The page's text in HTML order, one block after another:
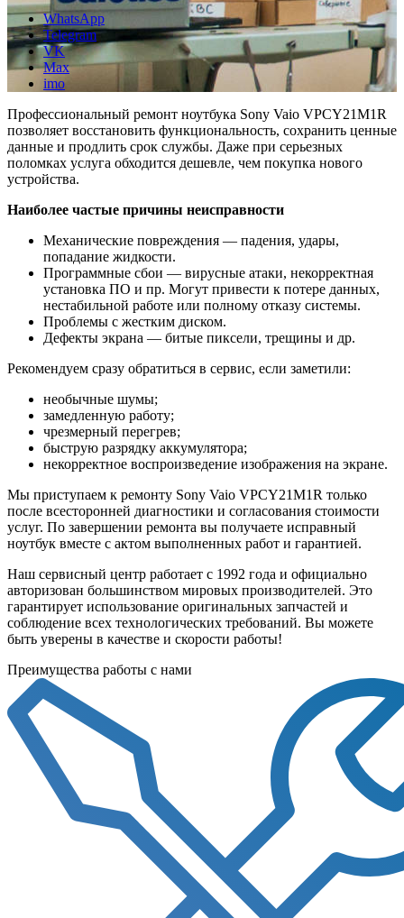
WhatsApp
Telegram
VK
Max
imo
Профессиональный ремонт ноутбука Sony Vaio VPCY21M1R
позволяет восстановить функциональность, сохранить ценные
данные и продлить срок службы. Даже при серьезных
поломках услуга обходится дешевле, чем покупка нового
устройства.
Наиболее частые причины неисправности
Механические повреждения — падения, удары,
попадание жидкости.
Программные сбои — вирусные атаки, некорректная
установка ПО и пр. Могут привести к потере данных,
нестабильной работе или полному отказу системы.
Проблемы с жестким диском.
Дефекты экрана — битые пиксели, трещины и др.
Рекомендуем сразу обратиться в сервис, если заметили:
необычные шумы;
замедленную работу;
чрезмерный перегрев;
быструю разрядку аккумулятора;
некорректное воспроизведение изображения на экране.
Мы приступаем к ремонту Sony Vaio VPCY21M1R только
после всесторонней диагностики и согласования стоимости
услуг. По завершении ремонта вы получаете исправный
ноутбук вместе с актом выполненных работ и гарантией.
Наш сервисный центр работает с 1992 года и официально
авторизован большинством мировых производителей. Это
гарантирует использование оригинальных запчастей и
соблюдение всех технологических требований. Вы можете
быть уверены в качестве и скорости работы!
Преимущества работы с нами